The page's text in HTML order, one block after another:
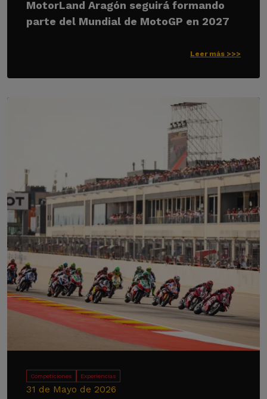
MotorLand Aragón seguirá formando
parte del Mundial de MotoGP en 2027
Leer más >>>
Competiciones Experiencias
31 de Mayo de 2026